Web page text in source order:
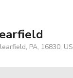
PA, 16830, US